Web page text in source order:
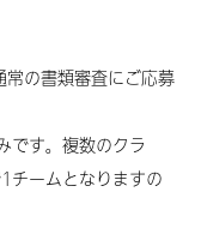
の書類審査にご応募
です。複数のクラ
チームとなりますの